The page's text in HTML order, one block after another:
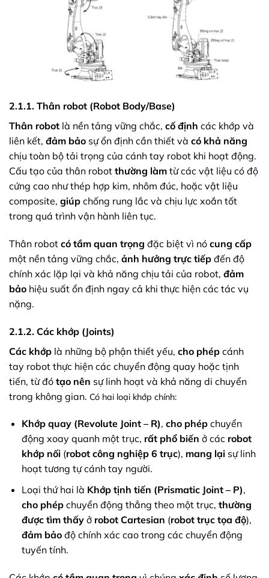
2.1.1. Thân robot (Robot Body/Base)
Thân robot là nền tảng vững chắc, cố định các khớp và
liên kết, đảm bảo sự ổn định cần thiết và có khả năng
chịu toàn bộ tải trọng của cánh tay robot khi hoạt động.
Cấu tạo của thân robot thường làm từ các vật liệu có độ
cứng cao như thép hợp kim, nhôm đúc, hoặc vật liệu
composite, giúp chống rung lắc và chịu lực xoắn tốt
trong quá trình vận hành liên tục.
Thân robot có tầm quan trọng đặc biệt vì nó cung cấp
một nền tảng vững chắc, ảnh hưởng trực tiếp đến độ
chính xác lặp lại và khả năng chịu tải của robot, đảm
bảo hiệu suất ổn định ngay cả khi thực hiện các tác vụ
nặng.
2.1.2. Các khớp (Joints)
Các khớp là những bộ phận thiết yếu, cho phép cánh
tay robot thực hiện các chuyển động quay hoặc tịnh
tiến, từ đó tạo nên sự linh hoạt và khả năng di chuyển
trong không gian. Có hai loại khớp chính:
Khớp quay (Revolute Joint – R), cho phépchuyển
động xoay quanh một trục, rất phổ biến ở các robot
khớp nối(robot công nghiệp 6 trục), mang lạisự linh
hoạt tương tự cánh tay người.
Loại thứ hai là Khớp tịnh tiến (Prismatic Joint – P),
cho phépchuyển động thẳng theo một trục, thường
được tìm thấyở robot Cartesian (robot trục tọa độ),
đảm bảođộ chính xác cao trong các chuyển động
tuyến tính.